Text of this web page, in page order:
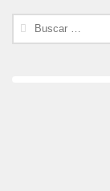
Buscar: